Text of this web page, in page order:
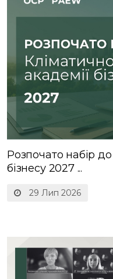
29 Лип 2026
Розпочато набір
бізнесу 2027 ...